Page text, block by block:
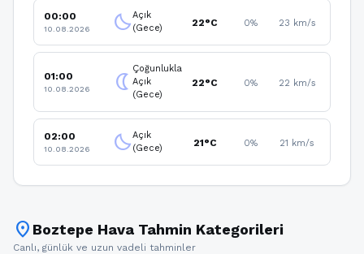
00:00
10.08.2026 clear_nightAçık
(Gece)
22°C 0% 23 km/s
01:00
10.08.2026 nightlight
Çoğunlukla
Açık
(Gece)
22°C 0% 22 km/s
02:00
10.08.2026 clear_nightAçık
(Gece)
21°C 0% 21 km/s
location_on Boztepe Hava Tahmin Kategorileri
Canlı, günlük ve uzun vadeli tahminler